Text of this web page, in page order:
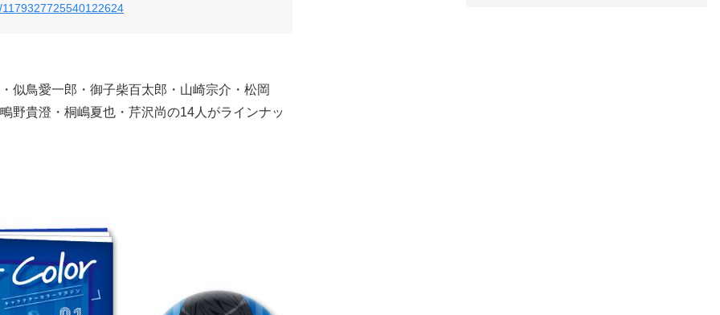
似鳥愛一郎・御子柴百太郎・山崎宗介・松岡
野貴澄・桐嶋夏也・芹沢尚の14人がラインナッ